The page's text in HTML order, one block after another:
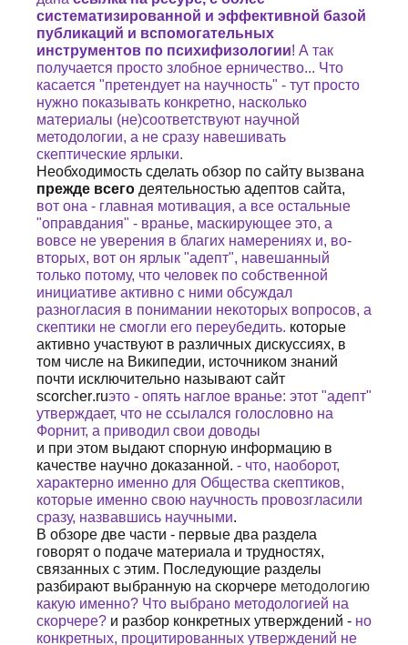
систематизированной и эффективной базой
публикаций и вспомогательных
инструментов по психифизологии! А так
получается просто злобное ерничество... Что
касается "претендует на научность" - тут просто
нужно показывать конкретно, насколько
материалы (не)соответствуют научной
методологии, а не сразу навешивать
скептические ярлыки.
Необходимость сделать обзор по сайту вызвана
прежде всего деятельностью адептов сайта,
вот она - главная мотивация, а все остальные
"оправдания" - вранье, маскирующее это, а
вовсе не уверения в благих намерениях и, во-
вторых, вот он ярлык "адепт", навешанный
только потому, что человек по собственной
инициативе активно с ними обсуждал
разногласия в понимании некоторых вопросов, а
скептики не смогли его переубедить. которые
активно участвуют в различных дискуссиях, в
том числе на Википедии, источником знаний
почти исключительно называют сайт
scorcher.ruэто - опять наглое вранье: этот "адепт"
утверждает, что не ссылался голословно на
Форнит, а приводил свои доводы
и при этом выдают спорную информацию в
качестве научно доказанной. - что, наоборот,
характерно именно для Общества скептиков,
которые именно свою научность провозгласили
сразу, назвавшись научными.
В обзоре две части - первые два раздела
говорят о подаче материала и трудностях,
связанных с этим. Последующие разделы
разбирают выбранную на скорчере методологию
какую именно? Что выбрано методологией на
скорчере? и разбор конкретных утверждений - но
конкретных, процитированных утверждений не